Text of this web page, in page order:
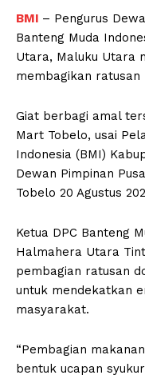
BMI – Pengurus
Banteng Muda
Utara, Maluku Utara
membagikan
Giat berbagi amal
Mart Tobelo, usai
Indonesia (BMI)
Dewan Pimpinan
Tobelo 20 Agustus
Ketua DPC Banteng
Halmahera Utara
pembagian ratusan
untuk mendekatkan
masyarakat.
“Pembagian
bentuk ucapan